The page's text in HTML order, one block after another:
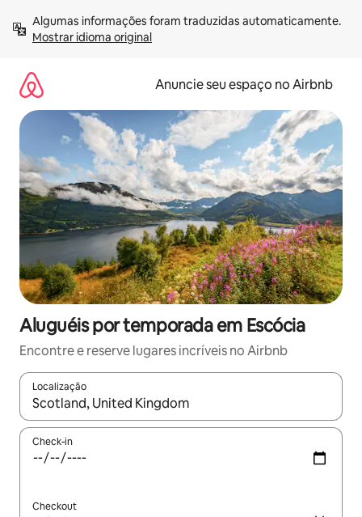
para
Mostrar idioma original
Anuncie seu espaço no Airbnb
Aluguéis por temporada em Escócia
Encontre e reserve lugares incríveis no Airbnb
Localização
Quando os resultados estiverem disponíveis, explore-os
Check-in
Checkout